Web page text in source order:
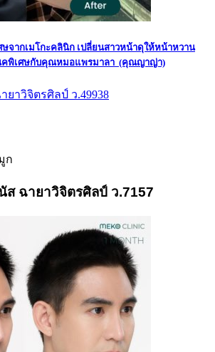
จากเมโกะคลินิก เปลี่ยนสาวหน้าดุให้หน้าหวาน
คพิเศษกับคุณหมอแพรมาลา (คุณญาญ่า)
าวิจิตรศิลป์ ว.49938
ก
ส ฉายาวิจิตรศิลป์ ว.7157